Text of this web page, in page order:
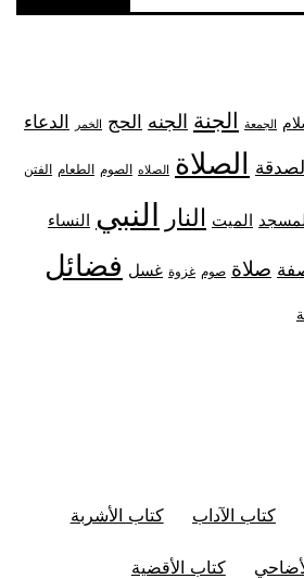
الجمعة الجنة الجنه الحج الخمر الدعاء
الصدقة الصلاة الصلاه الصوم الطعام الفتن
الميت النار النبي النساء
صلاة صوم غزوة غسل فضائل
كتاب الآداب كتاب الأشربة
كتاب الأقضية